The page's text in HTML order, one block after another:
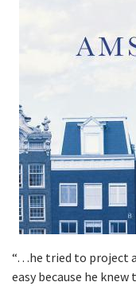
“…he tried to project a
easy because he